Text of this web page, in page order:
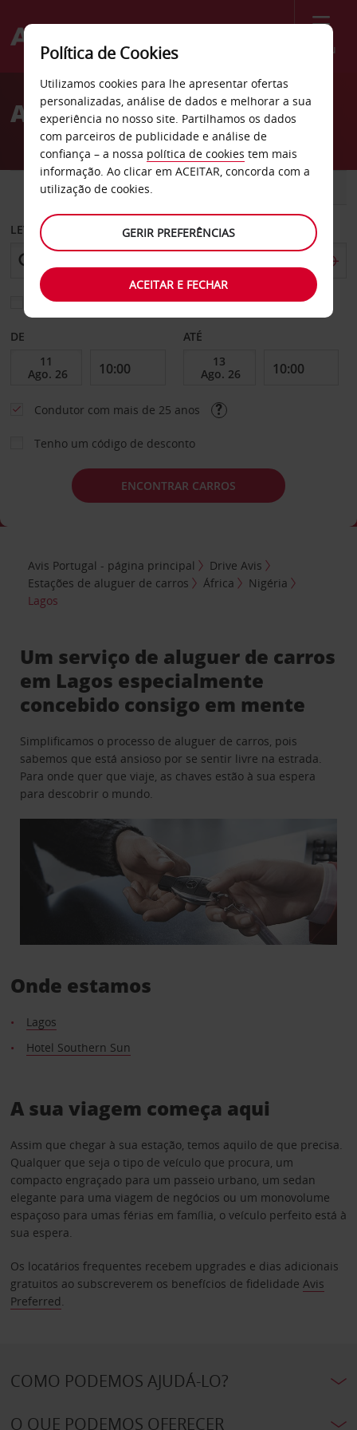
Menu
Welcome
AvisAluguer de carros Lagos
CARRO
LEVANTAR EM
Escolher uma estação de devolução diferente
DE ATÉ
Condutor com mais de 25 anos
Tenho um código de desconto
ENCONTRAR CARROS
Avis Portugal - página principal
Drive Avis
Estações de aluguer de carros
África
Nigéria
Lagos
Um serviço de aluguer de carros
em Lagos especialmente
concebido consigo em mente
Simplificamos o processo de aluguer de carros, pois
sabemos que está ansioso por se sentir livre na estrada.
Para onde quer que viaje, as chaves estão à sua espera
para descobrir o mundo.
Onde estamos
Lagos
Hotel Southern Sun
A sua viagem começa aqui
Assim que chegar à sua estação, temos aquilo de que precisa.
Qualquer que seja o tipo de veículo que procura, um
compacto engraçado para um passeio urbano, um sedan
elegante para uma viagem de negócios ou um monovolume
espaçoso para umas férias em família, o veículo perfeito está à
sua espera.
Os locatários frequentes recebem upgrades e dias adicionais
gratuitos ao subscreverem os benefícios de fidelidade Avis
Preferred.
COMO PODEMOS AJUDÁ-LO?
O QUE PODEMOS OFERECER
Política de Cookies
Utilizamos cookies para lhe apresentar ofertas
personalizadas, análise de dados e melhorar a sua
experiência no nosso site. Partilhamos os dados
com parceiros de publicidade e análise de
confiança – a nossa política de cookies tem mais
informação. Ao clicar em ACEITAR, concorda com a
utilização de cookies.
GERIR PREFERÊNCIAS
ACEITAR E FECHAR